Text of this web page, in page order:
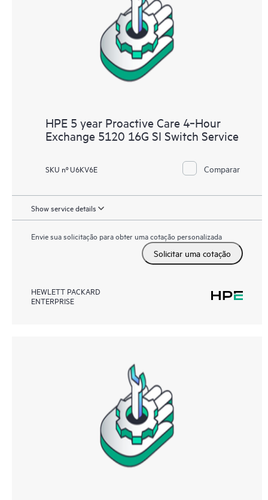
HPE 5 year Proactive Care 4‑Hour
Exchange 5120 16G SI Switch Service
SKU nº U6KV6E Comparar
Show service details
Envie sua solicitação para obter uma cotação personalizada
Solicitar uma cotação
HEWLETT PACKARD
ENTERPRISE